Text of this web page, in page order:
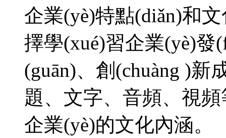
企業(yè)特點(diǎn)和文
擇學(xué)習企業(yè)發
(guān)、創(chuàng )
題、文字、音頻
企業(yè)的文化內涵。